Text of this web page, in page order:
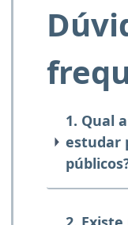
1. Qual
estudar